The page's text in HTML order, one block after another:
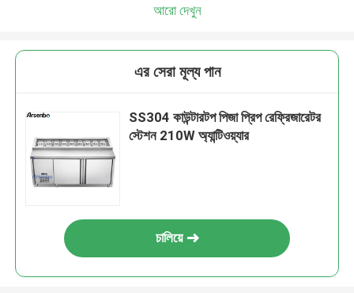
আরো দেখুন
এর সেরা মূল্য পান
SS304 কাউন্টারটপ পিজা প্রিপ রেফ্রিজারেটর
স্টেশন 210W অ্যান্টিওয়্যার
চালিয়ে